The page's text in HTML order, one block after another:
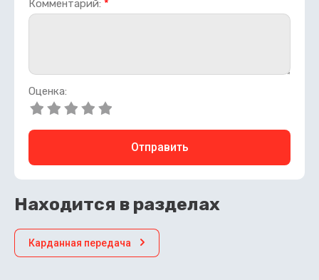
Комментарий: *
Оценка:
Отправить
Находится в разделах
Карданная передача